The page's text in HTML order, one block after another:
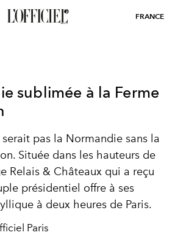
FRANCE
sublimée à la Ferme
pas la Normandie sans la
Située dans les hauteurs de
Relais & Châteaux qui a reçu
présidentiel offre à ses
à deux heures de Paris.
Paris